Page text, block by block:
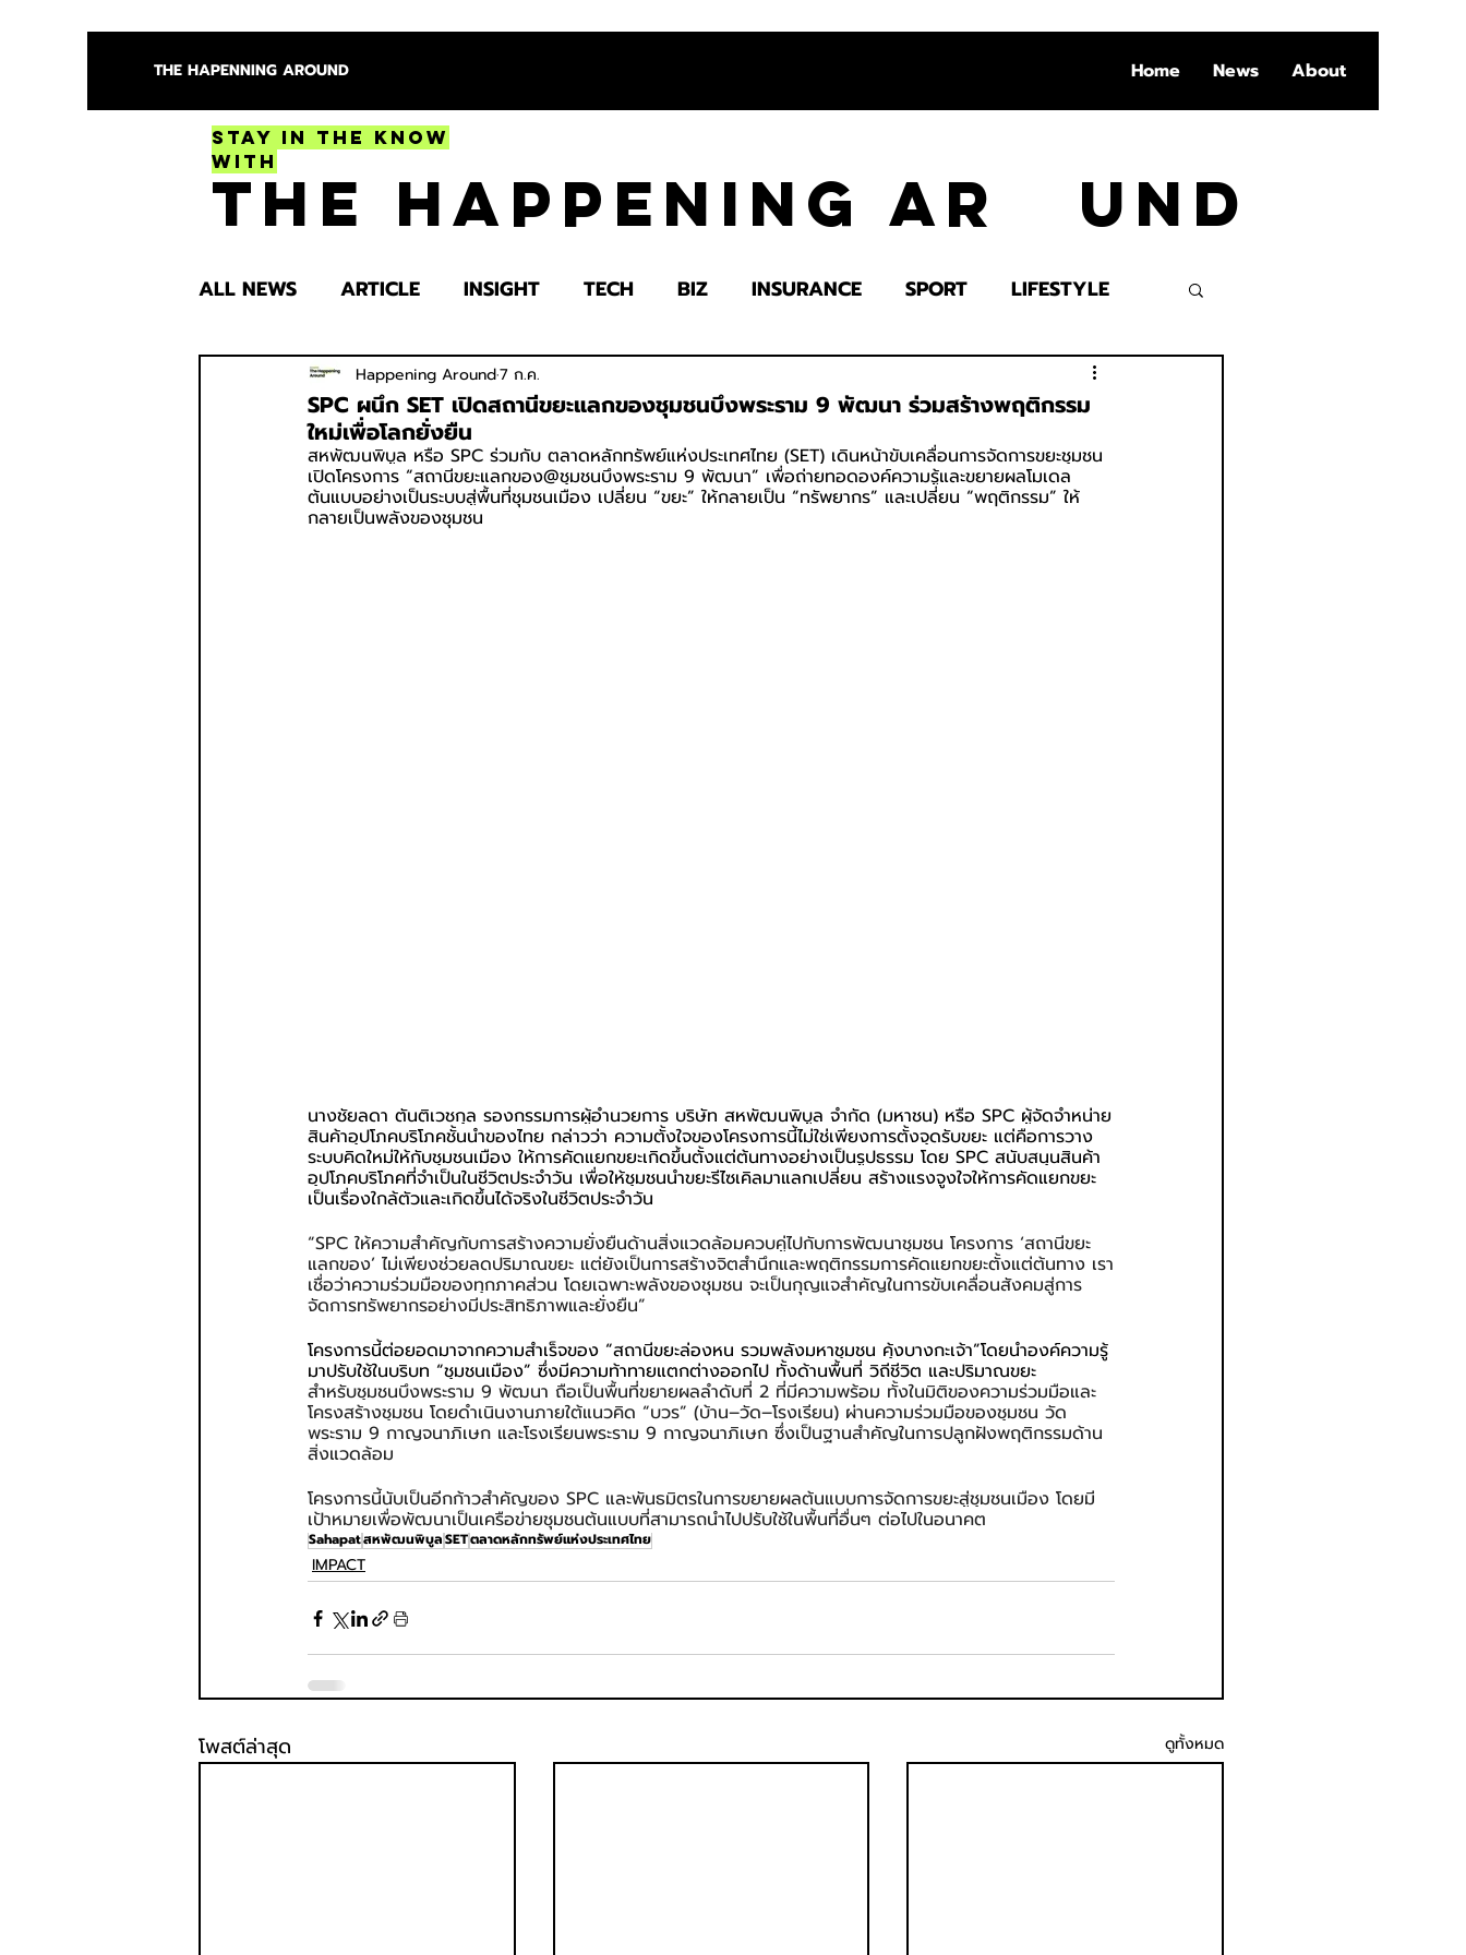
THE HAPENNING AROUND Home News About
Stay in the Know
With
The Happening Ar und
ALL NEWS ARTICLE INSIGHT TECH BIZ INSURANCE SPORT LIFESTYLE
ENTERTAINMENT HEALTH
SPOTLIGHT TRY
SPC ผนึก SET เปิดสถานีขยะแลกของชุมชนบึงพระราม 9 พัฒนา ร่วมสร้างพฤติกรรม
ใหม่เพื่อโลกยั่งยืน
Happening Around7 ก.ค.
สหพัฒนพิบูล หรือ SPC ร่วมกับ ตลาดหลักทรัพย์แห่งประเทศไทย (SET) เดินหน้าขับเคลื่อนการจัดการขยะชุมชน
เปิดโครงการ “สถานีขยะแลกของ@ชุมชนบึงพระราม 9 พัฒนา” เพื่อถ่ายทอดองค์ความรู้และขยายผลโมเดล
ต้นแบบอย่างเป็นระบบสู่พื้นที่ชุมชนเมือง เปลี่ยน “ขยะ” ให้กลายเป็น “ทรัพยากร” และเปลี่ยน “พฤติกรรม” ให้
กลายเป็นพลังของชุมชน
นางชัยลดา ตันติเวชกุล รองกรรมการผู้อำนวยการ บริษัท สหพัฒนพิบูล จำกัด (มหาชน) หรือ SPC ผู้จัดจำหน่าย
สินค้าอุปโภคบริโภคชั้นนำของไทย กล่าวว่า ความตั้งใจของโครงการนี้ไม่ใช่เพียงการตั้งจุดรับขยะ แต่คือการวาง
ระบบคิดใหม่ให้กับชุมชนเมือง ให้การคัดแยกขยะเกิดขึ้นตั้งแต่ต้นทางอย่างเป็นรูปธรรม โดย SPC สนับสนุนสินค้า
อุปโภคบริโภคที่จำเป็นในชีวิตประจำวัน เพื่อให้ชุมชนนำขยะรีไซเคิลมาแลกเปลี่ยน สร้างแรงจูงใจให้การคัดแยกขยะ
เป็นเรื่องใกล้ตัวและเกิดขึ้นได้จริงในชีวิตประจำวัน
“SPC ให้ความสำคัญกับการสร้างความยั่งยืนด้านสิ่งแวดล้อมควบคู่ไปกับการพัฒนาชุมชน โครงการ ‘สถานีขยะ
แลกของ’ ไม่เพียงช่วยลดปริมาณขยะ แต่ยังเป็นการสร้างจิตสำนึกและพฤติกรรมการคัดแยกขยะตั้งแต่ต้นทาง เรา
เชื่อว่าความร่วมมือของทุกภาคส่วน โดยเฉพาะพลังของชุมชน จะเป็นกุญแจสำคัญในการขับเคลื่อนสังคมสู่การ
จัดการทรัพยากรอย่างมีประสิทธิภาพและยั่งยืน”
โครงการนี้ต่อยอดมาจากความสำเร็จของ “สถานีขยะล่องหน รวมพลังมหาชุมชน คุ้งบางกะเจ้า”โดยนำองค์ความรู้
มาปรับใช้ในบริบท “ชุมชนเมือง” ซึ่งมีความท้าทายแตกต่างออกไป ทั้งด้านพื้นที่ วิถีชีวิต และปริมาณขยะ
สำหรับชุมชนบึงพระราม 9 พัฒนา ถือเป็นพื้นที่ขยายผลลำดับที่ 2 ที่มีความพร้อม ทั้งในมิติของความร่วมมือและ
โครงสร้างชุมชน โดยดำเนินงานภายใต้แนวคิด “บวร” (บ้าน–วัด–โรงเรียน) ผ่านความร่วมมือของชุมชน วัด
พระราม 9 กาญจนาภิเษก และโรงเรียนพระราม 9 กาญจนาภิเษก ซึ่งเป็นฐานสำคัญในการปลูกฝังพฤติกรรมด้าน
สิ่งแวดล้อม
โครงการนี้นับเป็นอีกก้าวสำคัญของ SPC และพันธมิตรในการขยายผลต้นแบบการจัดการขยะสู่ชุมชนเมือง โดยมี
เป้าหมายเพื่อพัฒนาเป็นเครือข่ายชุมชนต้นแบบที่สามารถนำไปปรับใช้ในพื้นที่อื่นๆ ต่อไปในอนาคต
SahapatสหพัฒนพิบูลSETตลาดหลักทรัพย์แห่งประเทศไทย
IMPACT
โพสต์ล่าสุด ดูทั้งหมด